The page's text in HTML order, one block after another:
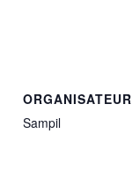
ORGANISATEUR
Sampil